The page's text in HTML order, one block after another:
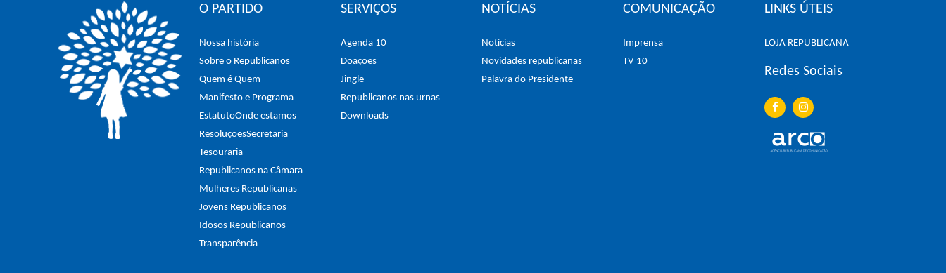
O PARTIDO
Nossa história
Sobre o Republicanos
Quem é Quem
Manifesto e Programa
EstatutoOnde estamos
ResoluçõesSecretaria
Tesouraria
Republicanos na Câmara
Mulheres Republicanas
Jovens Republicanos
Idosos Republicanos
Transparência
SERVIÇOS
Agenda 10
Doações
Jingle
Republicanos nas urnas
Downloads
NOTÍCIAS
Noticias
Novidades republicanas
Palavra do Presidente
COMUNICAÇÃO
Imprensa
TV 10
LINKS ÚTEIS
LOJA REPUBLICANA
Redes Sociais